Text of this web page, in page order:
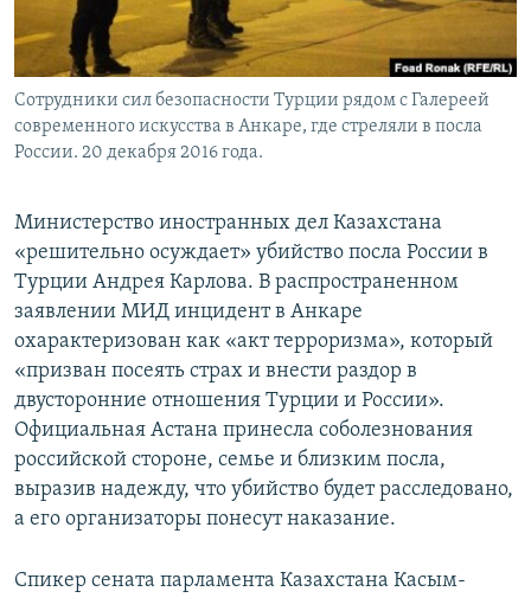
Сотрудники сил безопасности Турции рядом с Галереей
современного искусства в Анкаре, где стреляли в посла
России. 20 декабря 2016 года.
Министерство иностранных дел Казахстана
«решительно осуждает» убийство посла России в
Турции Андрея Карлова. В распространенном
заявлении МИД инцидент в Анкаре
охарактеризован как «акт терроризма», который
«призван посеять страх и внести раздор в
двусторонние отношения Турции и России».
Официальная Астана принесла соболезнования
российской стороне, семье и близким посла,
выразив надежду, что убийство будет расследовано,
а его организаторы понесут наказание.
Спикер сената парламента Казахстана Касым-